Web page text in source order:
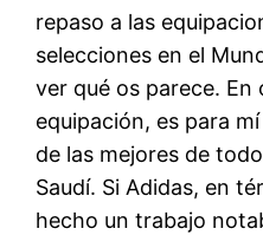
repaso a las
selecciones en el
ver qué os parece. En
equipación, es para
de las mejores de
Saudí. Si Adidas, en
hecho un trabajo